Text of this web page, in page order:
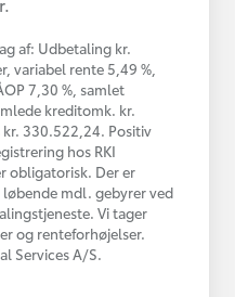
af: Udbetaling kr.
variabel rente 5,49 %,
7,30 %, samlet
kreditomk. kr.
330.522,24. Positiv
hos RKI
obligatorisk. Der er
mdl. gebyrer ved
Vi tager
og renteforhøjelser.
Services A/S.